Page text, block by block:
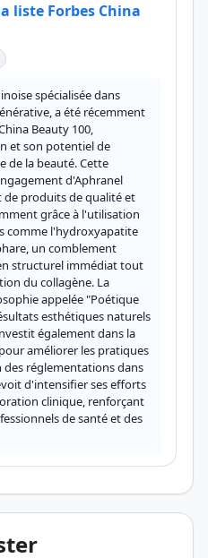
liste Forbes China
spécialisée dans
a été récemment
Beauty 100,
et son potentiel de
de la beauté. Cette
d'Aphranel
de produits de qualité et
grâce à l'utilisation
comme l'hydroxyapatite
un comblement
structurel immédiat tout
du collagène. La
appelée "Poétique
esthétiques naturels
également dans la
améliorer les pratiques
des réglementations dans
d'intensifier ses efforts
clinique, renforçant
de santé et des